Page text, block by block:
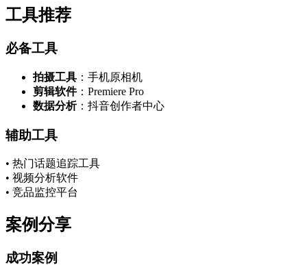
工具推荐
必备工具
拍摄工具 ：手机原相机
剪辑软件：Premiere Pro
数据分析：抖音创作者中心
辅助工具
• 热门话题追踪工具
• 视频分析软件
• 竞品监控平台
案例分享
成功案例